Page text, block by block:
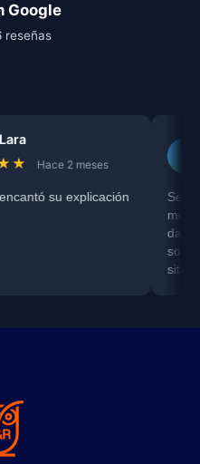
Google
reseñas
2 meses
explicación
Raiza
Servicio
me escuchó
darme una
sobre mi
situación con